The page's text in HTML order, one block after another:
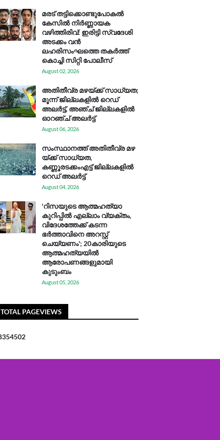
മരട് തട്ടിക്കൊണ്ടുപോകൽ
കേസിൽ നിർണ്ണായക
വഴിത്തിരിവ്: ഇരിട്ടി സ്വദേശി
അടക്കം വൻ
ലഹരിസംഘത്തെ തകർത്ത്
കൊച്ചി സിറ്റി പോലീസ്
August 02, 2026
അതിതീവ്ര മഴയ്ക്ക് സാധ്യത;
മൂന്ന് ജില്ലകളിൽ റെഡ്
അലർട്ട്, അഞ്ച് ജില്ലകളിൽ
ഓറഞ്ച് അലർട്ട്
August 06, 2026
സം​സ്ഥാ​ന​ത്ത് അ​തി​തീ​വ്ര മ​ഴ​
യ്ക്ക് സാ​ധ്യ​ത,
കണ്ണൂരടക്കംഎ​ട്ട് ജി​ല്ല​ക​ളി​ൽ
റെ​ഡ് അ​ലർ​ട്ട്
August 04, 2026
'റിസയുടെ ആത്മഹത്യാ
കുറിപ്പിൽ എല്ലാം വ്യക്തം,
വിദേശത്തേക്ക് കടന്ന
ഭർത്താവിനെ അറസ്റ്റ്
ചെയ്യണം'; 20കാരിയുടെ
ആത്മഹത്യയിൽ
ആരോപണങ്ങളുമായി
കുടുംബം
August 05, 2026
TOTAL PAGEVIEWS
354502